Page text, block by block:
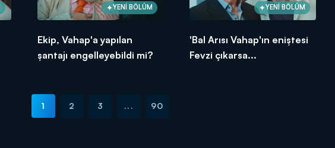
YENİ BÖLÜM
Ekip, Vahap'a yapılan
şantajı engelleyebildi mi?
YENİ BÖLÜM
'Bal Arısı Vahap'ın eniştesi
Fevzi çıkarsa...
1 2 3 ... 90